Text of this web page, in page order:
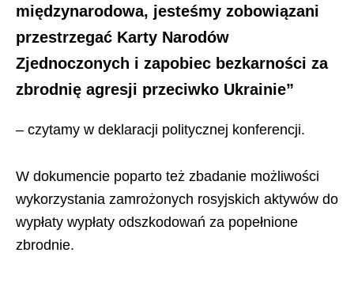
międzynarodowa, jesteśmy zobowiązani
przestrzegać Karty Narodów
Zjednoczonych i zapobiec bezkarności za
zbrodnię agresji przeciwko Ukrainie”
– czytamy w deklaracji politycznej konferencji.
W dokumencie poparto też zbadanie możliwości
wykorzystania zamrożonych rosyjskich aktywów do
wypłaty wypłaty odszkodowań za popełnione
zbrodnie.